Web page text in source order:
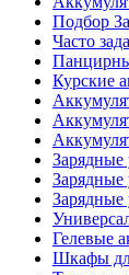
Подбор
Часто
Курские
Зарядные
Зарядные
Зарядные
Гелевые
Шкафы